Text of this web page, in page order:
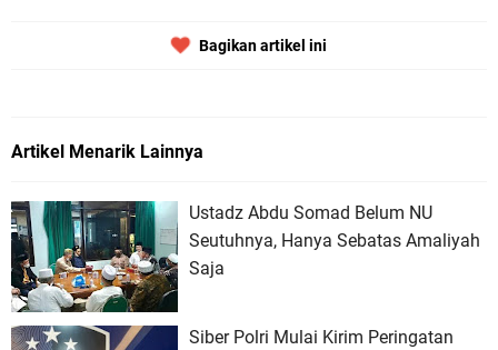
Bagikan artikel ini
Artikel Menarik Lainnya
Ustadz Abdu Somad Belum NU
Seutuhnya, Hanya Sebatas Amaliyah
Saja
Siber Polri Mulai Kirim Peringatan